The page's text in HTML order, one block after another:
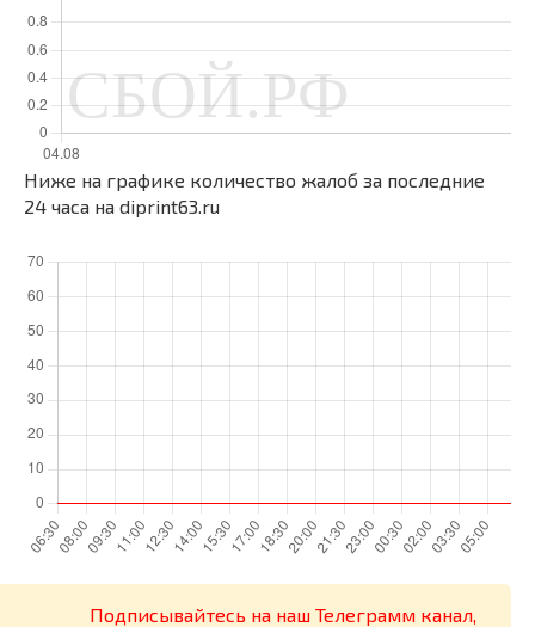
Ниже на графике количество жалоб за последние
24 часа на diprint63.ru
Подписывайтесь на наш Телеграмм канал,